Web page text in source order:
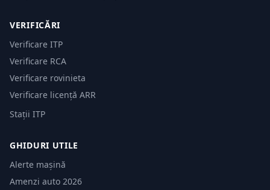
VERIFICĂRI
Verificare ITP
Verificare RCA
Verificare rovinieta
Verificare licență ARR
Stații ITP
GHIDURI UTILE
Alerte mașină
Amenzi auto 2026